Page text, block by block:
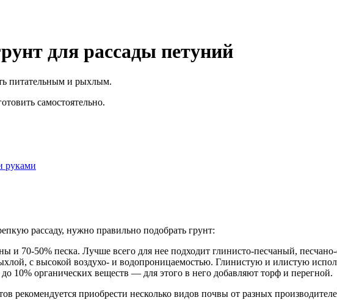
для рассады петуний
питательным и рыхлым.
самостоятельно.
руками
рассаду, нужно правильно подобрать грунт:
и 70-50% песка. Лучше всего для нее подходит глинисто-песчаный,
с высокой воздухо- и водопроницаемостью. Глинистую и илистую
10% органических веществ — для этого в него добавляют торф и перегной.
рекомендуется приобрести несколько видов почвы от разных